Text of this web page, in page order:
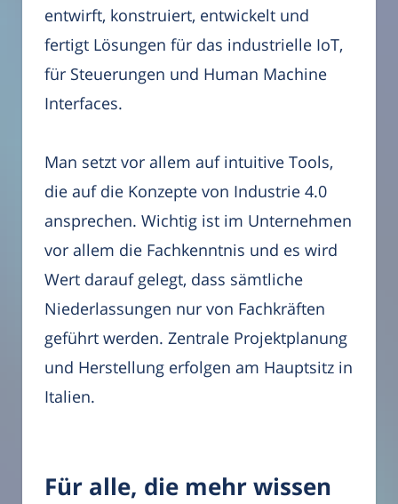
entwirft, konstruiert, entwickelt und
fertigt Lösungen für das industrielle IoT,
für Steuerungen und Human Machine
Interfaces.
Man setzt vor allem auf intuitive Tools,
die auf die Konzepte von Industrie 4.0
ansprechen. Wichtig ist im Unternehmen
vor allem die Fachkenntnis und es wird
Wert darauf gelegt, dass sämtliche
Niederlassungen nur von Fachkräften
geführt werden. Zentrale Projektplanung
und Herstellung erfolgen am Hauptsitz in
Italien.
Für alle, die mehr wissen